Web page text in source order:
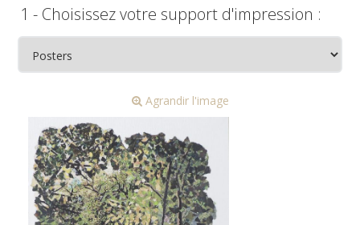
1 - Choisissez votre support d'impression :
Agrandir l'image